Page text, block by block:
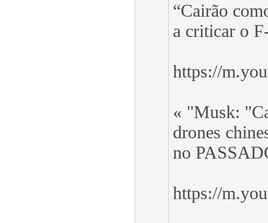
“Cairão
a criticar o
https://
« "Musk:
drones
no
https://